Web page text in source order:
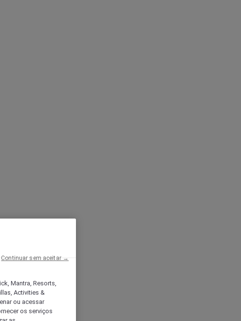
Mantra, Resorts,
Activities &
ou acessar
os serviços
Continuar sem aceitar →